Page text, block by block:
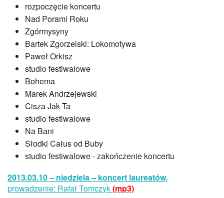
rozpoczęcie koncertu
Nad Porami Roku
Zgórmysyny
Bartek Zgorzelski: Lokomotywa
Paweł Orkisz
studio festiwalowe
Bohema
Marek Andrzejewski
Cisza Jak Ta
studio festiwalowe
Na Bani
Słodki Całus od Buby
studio festiwalowe - zakończenie koncertu
2013.03.10 – niedziela – koncert laureatów,
prowadzenie: Rafał Tomczyk(mp3)